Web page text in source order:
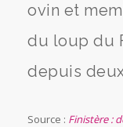
ovin et
du loup du
depuis
Source : Finistère :